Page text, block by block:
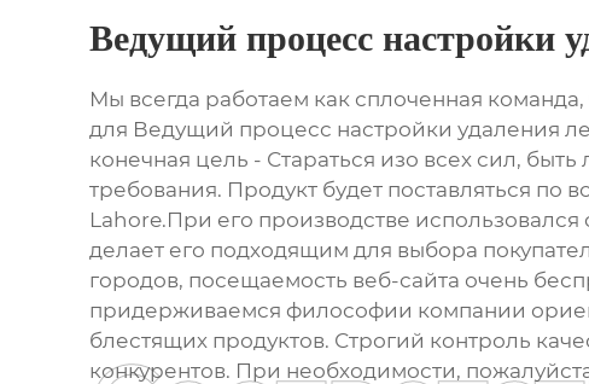
Ведущий процесс настройки
Мы всегда работаем как сплоченная
для Ведущий процесс настройки удаления
конечная цель - Стараться изо всех сил,
требования. Продукт будет поставляться
Lahore.При его производстве
делает его подходящим для выбора
городов, посещаемость веб-сайта очень
придерживаемся философии компании
блестящих продуктов. Строгий контроль
конкурентов. При необходимости,